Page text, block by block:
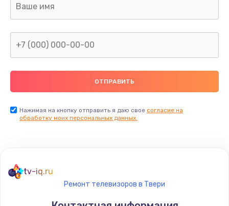
Нет звука
800 руб.
Не видит флешку
400 руб.
Заказать
Нажимая на кнопку отправить я даю свое согласие на
обработку моих персональных данных.
tv-iq.ru
Ремонт телевизоров в Твери